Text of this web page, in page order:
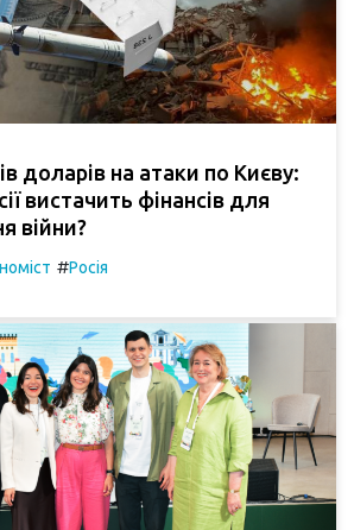
доларів на атаки по Києву:
вистачить фінансів для
війни?
#Росія